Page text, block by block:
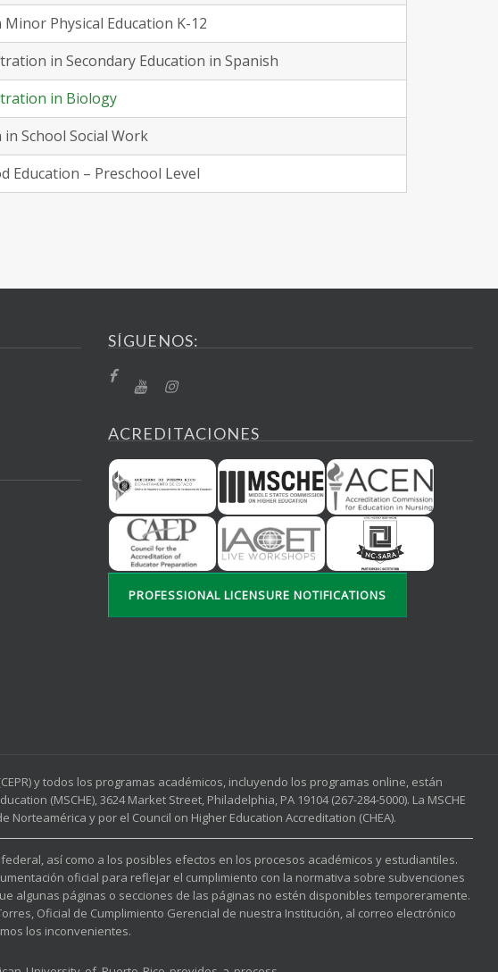
Physical Education K-12
in Secondary Education in Spanish
in Biology
School Social Work
Education – Preschool Level
SÍGUENOS:
ACREDITACIONES
PROFESSIONAL LICENSURE NOTIFICATIONS
y todos los programas académicos, incluyendo los programas online, están
(MSCHE), 3624 Market Street, Philadelphia, PA 19104 (267-284-5000). La MSCHE
y por el Council on Higher Education Accreditation (CHEA).
así como a los posibles efectos en los procesos académicos y estudiantiles.
oficial para reflejar el cumplimiento con la normativa sobre subvenciones
algunas páginas o secciones de las páginas no estén disponibles temporeramente.
Oficial de Cumplimiento Gerencial de nuestra Institución, al correo electrónico
los inconvenientes.